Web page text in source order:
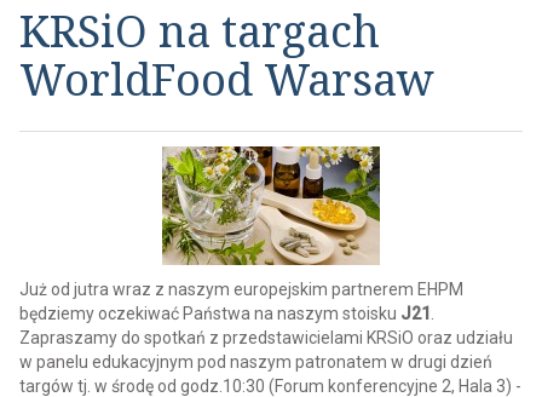
KRSiO na targach
WorldFood Warsaw
Już od jutra wraz z naszym europejskim partnerem EHPM
będziemy oczekiwać Państwa na naszym stoisku J21
Zapraszamy do spotkań z przedstawicielami KRSiO oraz udziału
w panelu edukacyjnym pod naszym patronatem w drugi dzień
targów tj. w środę od godz.10:30 (Forum konferencyjne 2, Hala 3) -